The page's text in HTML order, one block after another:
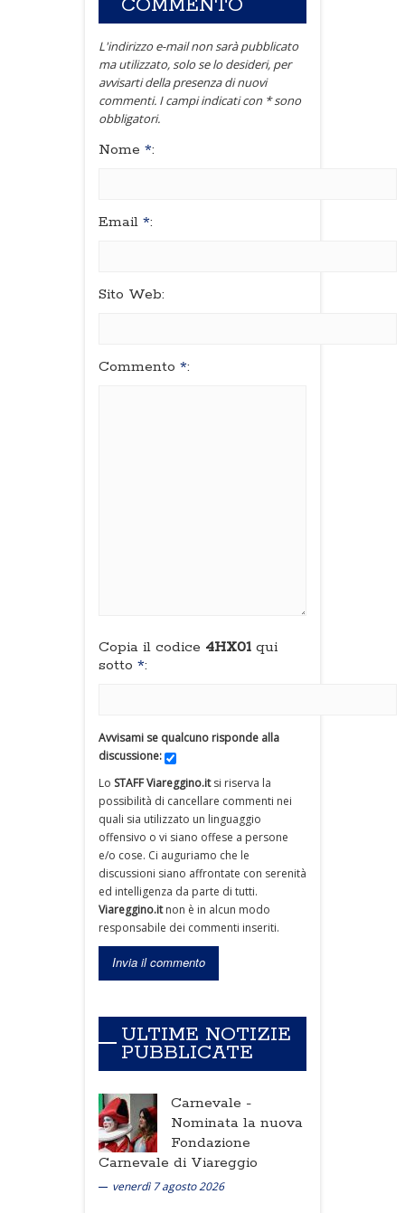
COMMENTO
L'indirizzo e-mail non sarà pubblicato
ma utilizzato, solo se lo desideri, per
avvisarti della presenza di nuovi
commenti. I campi indicati con * sono
obbligatori.
Nome *:
Email *:
Sito Web:
Commento *:
Copia il codice 4HX01 qui
sotto *:
Avvisami se qualcuno risponde alla
discussione:
Lo STAFF Viareggino.itsi riserva la
possibilità di cancellare commenti nei
quali sia utilizzato un linguaggio
offensivo o vi siano offese a persone
e/o cose. Ci auguriamo che le
discussioni siano affrontate con serenità
ed intelligenza da parte di tutti.
Viareggino.itnon è in alcun modo
responsabile dei commenti inseriti.
ULTIME NOTIZIE
PUBBLICATE
Carnevale -
Nominata la nuova
Fondazione
Carnevale di Viareggio
venerdì 7 agosto 2026